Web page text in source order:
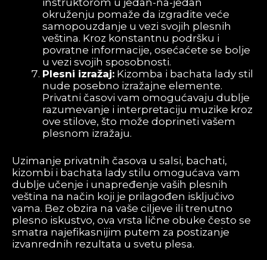
instruktorom u jedan-na-jedan
okruženju pomaže da izgradite veće
samopouzdanje u vezi svojih plesnih
veština. Kroz konstantnu podršku i
povratne informacije, osećaćete se bolje
u vezi svojih sposobnosti.
Plesni izražaj: Kizomba i bachata lady stil
nude posebno izražajne elemente.
Privatni časovi vam omogućavaju dublje
razumevanje i interpretaciju muzike kroz
ove stilove, što može doprineti vašem
plesnom izražaju.
Uzimanje privatnih časova u salsi, bachati,
kizombi i bachata lady stilu omogućava vam
dublje učenje i unapređenje vaših plesnih
veština na način koji je prilagođen isključivo
vama. Bez obzira na vaše ciljeve ili trenutno
plesno iskustvo, ova vrsta lične obuke često se
smatra najefikasnijim putem za postizanje
izvanrednih rezultata u svetu plesa.